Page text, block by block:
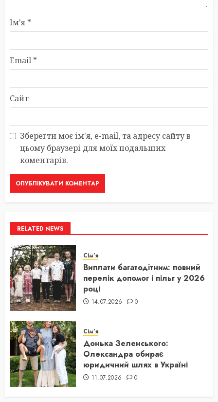
Ім'я *
Email *
Сайт
Зберегти моє ім'я, e-mail, та адресу сайту в
цьому браузері для моїх подальших
коментарів.
RELATED NEWS
Сім’я
Виплати багатодітним: повний
перелік допомог і пільг у 2026
році
14.07.2026 0
Сім’я
Донька Зеленського:
Олександра обирає
юридичний шлях в Україні
11.07.2026 0